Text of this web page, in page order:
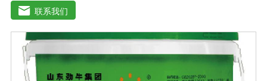
前体。氨基酸昆虫血液中氨基酸含量很高，培养基中氨基
酸含量也应较高。有机酸昆虫血液中游离有机酸的含量通
常较高，例如：柠檬酸、琥珀酸、草酸和苹果酸等。每只
昆虫体内游离有机酸含量为0.1-30毫摩尔。pH值、缓冲物
和酸碱指示剂昆虫组织液偏酸性，其值为6.2-6.9，因此昆
虫细胞培养基的pH值应在6.2-6.5之间。而大多数哺乳动物
细胞培养基的pH值在7.1-7.6之间。SF4 Baculo Express能
联系我们